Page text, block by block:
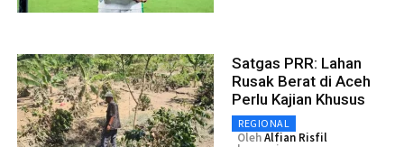
Satgas PRR: Lahan
Rusak Berat di Aceh
Perlu Kajian Khusus
REGIONAL
OlehAlfian Risfil